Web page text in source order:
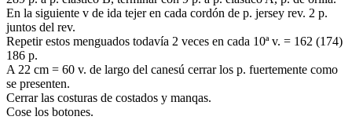
En la siguiente v de ida tejer en cada cordón de p. jersey rev. 2 p.
juntos del rev.
Repetir estos menguados todavía 2 veces en cada 10ª v. = 162 (174)
186 p.
A 22 cm = 60 v. de largo del canesú cerrar los p. fuertemente como
se presenten.
Cerrar las costuras de costados y manqas.
Cose los botones.